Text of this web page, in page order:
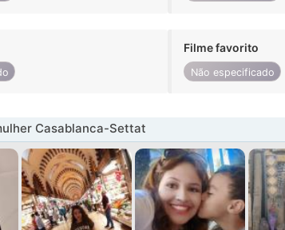
Filme favorito
Não especificado
Casablanca-Settat